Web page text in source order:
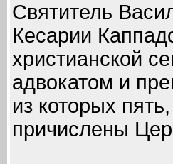
Святитель
Кесарии
христианской
адвокатом и
из которых
причислены